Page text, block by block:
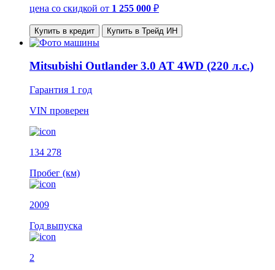
цена со скидкой от 1 255 000 ₽
Купить в кредит Купить в Трейд ИН
Mitsubishi Outlander 3.0 AT 4WD (220 л.с.)
Гарантия 1 год
VIN проверен
134 278
Пробег (км)
2009
Год выпуска
2